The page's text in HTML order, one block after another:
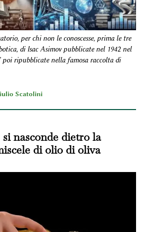
per chi non le conoscesse, prima le tre
di Isac Asimov pubblicate nel 1942 nel
poi ripubblicate nella famosa raccolta di
Scatolini
nasconde dietro la
di olio di oliva